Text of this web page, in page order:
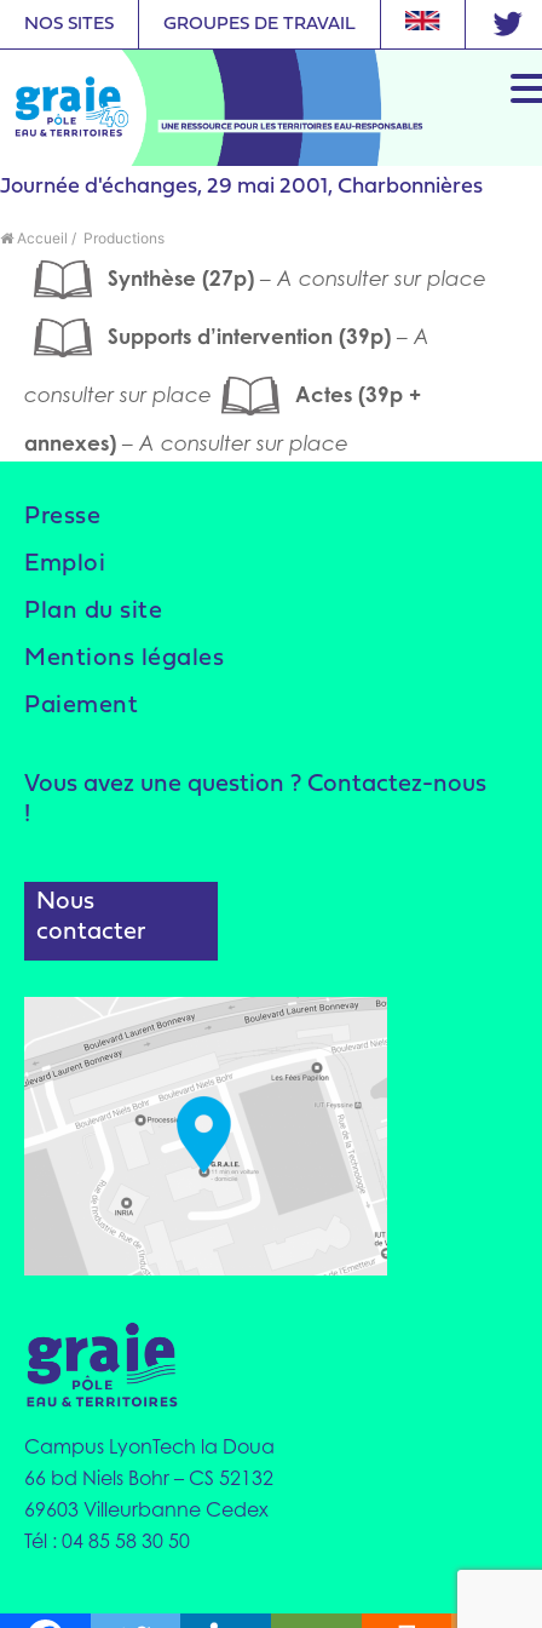
NOS SITES GROUPES DE TRAVAIL
Journée d'échanges, 29 mai 2001, Charbonnières
Accueil / Productions
Synthèse (27p) – A consulter sur place
Supports d’intervention (39p) – A
consulter sur place
Actes (39p +
annexes) – A consulter sur place
Presse
Emploi
Plan du site
Mentions légales
Paiement
Vous avez une question ? Contactez-nous
!
Nous
contacter
Campus LyonTech la Doua
66 bd Niels Bohr – CS 52132
69603 Villeurbanne Cedex
Tél : 04 85 58 30 50